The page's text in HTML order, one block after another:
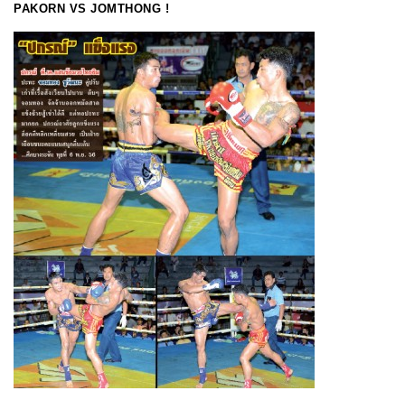
PAKORN VS JOMTHONG !